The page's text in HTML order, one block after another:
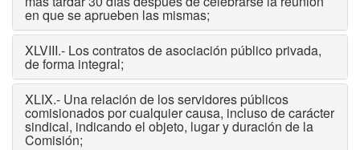
en que se aprueben las mismas;
XLVIII.- Los contratos de asociación público privada,
de forma integral;
XLIX.- Una relación de los servidores públicos
comisionados por cualquier causa, incluso de carácter
sindical, indicando el objeto, lugar y duración de la
Comisión;